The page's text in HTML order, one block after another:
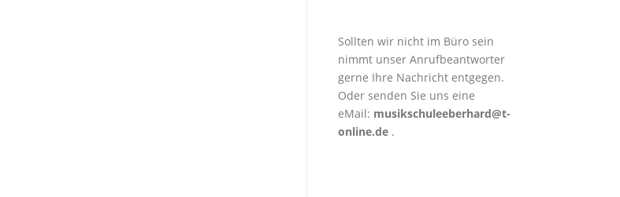
Sollten wir nicht im Büro sein
nimmt unser Anrufbeantworter
gerne Ihre Nachricht entgegen.
Oder senden Sie uns eine
eMail: musikschuleeberhard@t-
online.de .